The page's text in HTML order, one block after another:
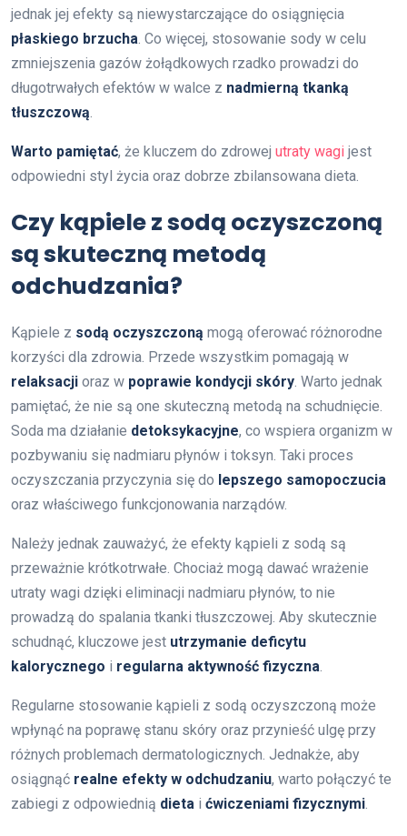
jednak jej efekty są niewystarczające do osiągnięcia
płaskiego brzucha. Co więcej, stosowanie sody w celu
zmniejszenia gazów żołądkowych rzadko prowadzi do
długotrwałych efektów w walce z nadmierną tkanką
tłuszczową.
Warto pamiętać, że kluczem do zdrowej utraty wagi jest
odpowiedni styl życia oraz dobrze zbilansowana dieta.
Czy kąpiele z sodą oczyszczoną
są skuteczną metodą
odchudzania?
Kąpiele z sodą oczyszczoną mogą oferować różnorodne
korzyści dla zdrowia. Przede wszystkim pomagają w
relaksacji oraz w poprawie kondycji skóry. Warto jednak
pamiętać, że nie są one skuteczną metodą na schudnięcie.
Soda ma działanie detoksykacyjne, co wspiera organizm w
pozbywaniu się nadmiaru płynów i toksyn. Taki proces
oczyszczania przyczynia się do lepszego samopoczucia
oraz właściwego funkcjonowania narządów.
Należy jednak zauważyć, że efekty kąpieli z sodą są
przeważnie krótkotrwałe. Chociaż mogą dawać wrażenie
utraty wagi dzięki eliminacji nadmiaru płynów, to nie
prowadzą do spalania tkanki tłuszczowej. Aby skutecznie
schudnąć, kluczowe jest utrzymanie deficytu
kalorycznego i regularna aktywność fizyczna.
Regularne stosowanie kąpieli z sodą oczyszczoną może
wpłynąć na poprawę stanu skóry oraz przynieść ulgę przy
różnych problemach dermatologicznych. Jednakże, aby
osiągnąć realne efekty w odchudzaniu, warto połączyć te
zabiegi z odpowiednią dieta i ćwiczeniami fizycznymi.